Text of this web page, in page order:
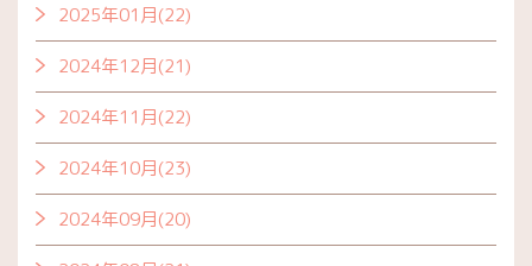
2025年01月(22)
2024年12月(21)
2024年11月(22)
2024年10月(23)
2024年09月(20)